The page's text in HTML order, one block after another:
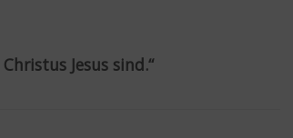
Jesus sind.“